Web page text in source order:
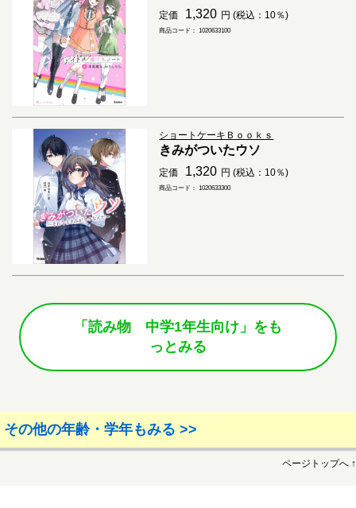
定価 1,320 円 (税込：10％)
商品コード： 1020633100
ショートケーキＢｏｏｋｓ
きみがついたウソ
定価 1,320 円 (税込：10％)
商品コード： 1020633300
「読み物 中学1年生向け」をも
っとみる
その他の年齢・学年もみる >>
ページトップへ ↑